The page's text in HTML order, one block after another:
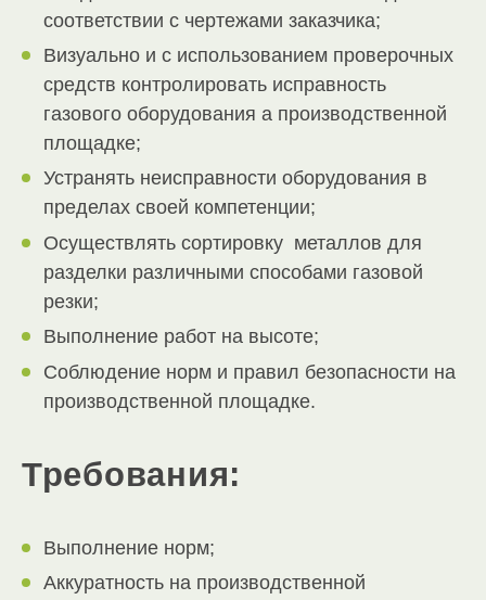
соответствии с чертежами заказчика;
Визуально и с использованием проверочных
средств контролировать исправность
газового оборудования а производственной
площадке;
Устранять неисправности оборудования в
пределах своей компетенции;
Осуществлять сортировку металлов для
разделки различными способами газовой
резки;
Выполнение работ на высоте;
Соблюдение норм и правил безопасности на
производственной площадке.
Требования:
Выполнение норм;
Аккуратность на производственной